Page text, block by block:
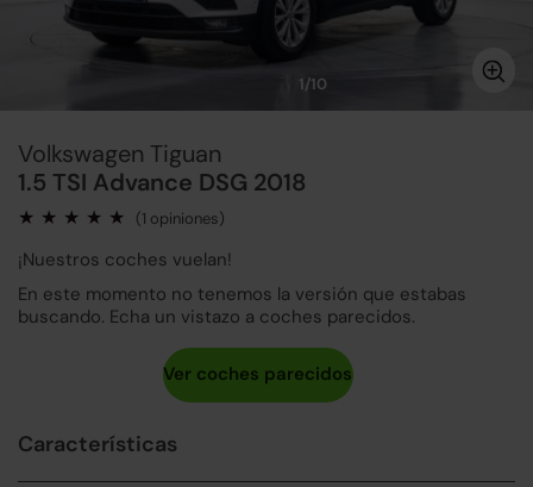
1/10
Volkswagen Tiguan
1.5 TSI Advance DSG 2018
(1 opiniones)
¡Nuestros coches vuelan!
En este momento no tenemos la versión que estabas
buscando. Echa un vistazo a coches parecidos.
Características